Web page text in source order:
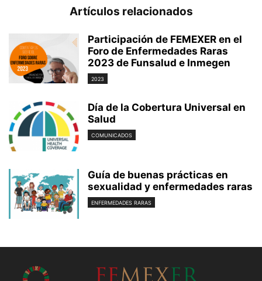
Artículos relacionados
Participación de FEMEXER en el
Foro de Enfermedades Raras
2023 de Funsalud e Inmegen
2023
Día de la Cobertura Universal en
Salud
COMUNICADOS
Guía de buenas prácticas en
sexualidad y enfermedades raras
ENFERMEDADES RARAS